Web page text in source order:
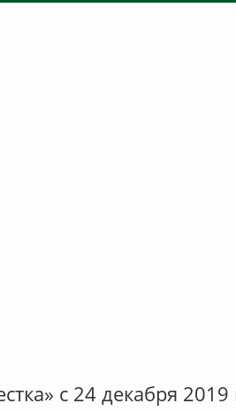
с 24 декабря